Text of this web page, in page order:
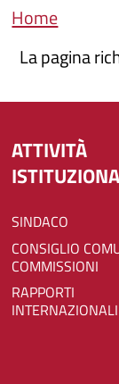
Briciole di
Home
La pagina
ATTIVITÀ
SINDACO
CONSIGLIO COMUNALE E
COMMISSIONI
RAPPORTI
INTERNAZIONALI